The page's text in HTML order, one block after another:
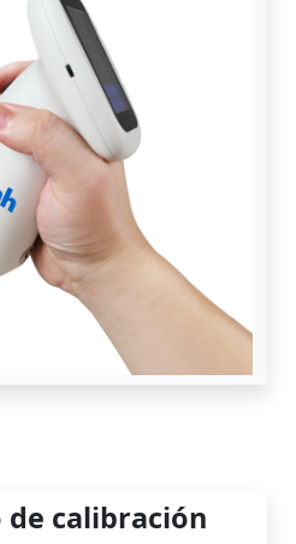
calibración